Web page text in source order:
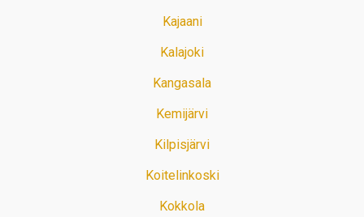
Kajaani
Kalajoki
Kangasala
Kemijärvi
Kilpisjärvi
Koitelinkoski
Kokkola